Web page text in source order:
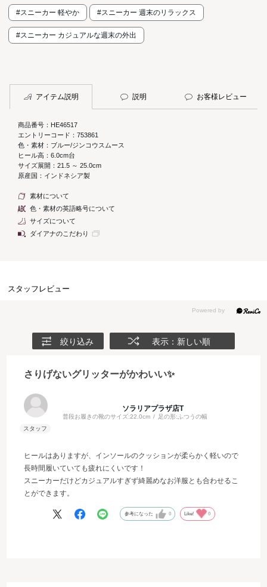
#スニーカー 軽やか #スニーカー 週末のリラックス
#スニーカー カジュアルな週末の外出
アイテム説明 説明 お客様レビュー
商品番号：HE46517
エントリーコード：753861
色・素材：ブルー/ジンコウスムース
ヒール高：6.0cm台
サイズ展開：21.5 ～ 25.0cm
原産国：インドネシア製
素材について
色・素材の英語略号について
サイズについて
ダイアナのこだわり
スタッフレビュー
絞り込み 表示：新しい順
さりげないグリッターがかわいい✨
ソラリアプラザ店T
普段お履きの靴のサイズ:22.0cm 足の形:ふつうの幅
ヒールはありますが、インソールのクッションが柔らかく軽いので
長時間履いていても疲れにくいです！
スニーカーだけどカジュアルすぎず綺麗めなお洋服とも合わせるこ
とができます。
参考になった 0 Like! 0